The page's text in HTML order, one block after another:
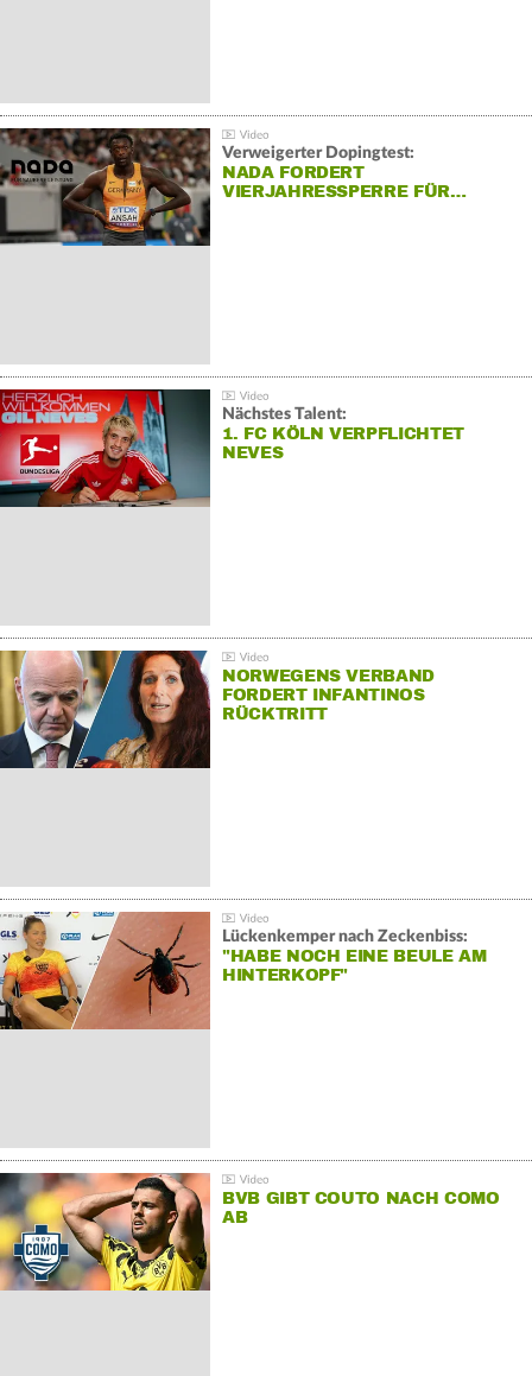
Verweigerter Dopingtest:
NADA FORDERT
VIERJAHRESSPERRE FÜR…
Nächstes Talent:
1. FC KÖLN VERPFLICHTET
NEVES
NORWEGENS VERBAND
FORDERT INFANTINOS
RÜCKTRITT
Lückenkemper nach Zeckenbiss:
"HABE NOCH EINE BEULE AM
HINTERKOPF"
BVB GIBT COUTO NACH COMO
AB